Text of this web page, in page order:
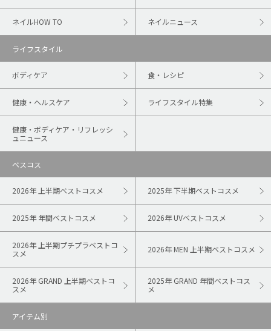
ネイルHOW TO ネイルニュース
ライフスタイル
ボディケア 食・レシピ
健康・ヘルスケア ライフスタイル特集
健康・ボディケア・リフレッシ
ュニュース
ベスコス
2026年 上半期ベストコスメ 2025年 下半期ベストコスメ
2025年 年間ベストコスメ 2026年 UVベストコスメ
2026年 上半期プチプラベストコ
スメ
2026年 MEN 上半期ベストコスメ
2026年 GRAND 上半期ベストコ
スメ
2025年 GRAND 年間ベストコス
メ
アイテム別